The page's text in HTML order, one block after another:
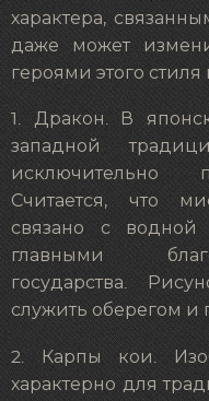
характера,
даже может
героями этого стиля
1. Дракон. В
западной
исключительно
Считается, что
связано с
главными
государства.
служить оберегом и
2. Карпы кои.
характерно для